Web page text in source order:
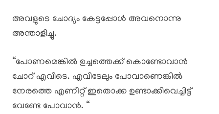
അവളുടെ ചോദ്യം കേട്ടപ്പോൾ അവനൊന്നു
അന്താളിച്ചു.
“പോണമെങ്കിൽ ഉച്ചത്തെക്ക് കൊണ്ടോവാൻ
ചോറ് എവിടെ. എവിടേലും പോവാണെങ്കിൽ
നേരത്തെ എണീറ്റ് ഇതൊക്ക ഉണ്ടാക്കിവെച്ചിട്ട്
വേണ്ടേ പോവാൻ. “